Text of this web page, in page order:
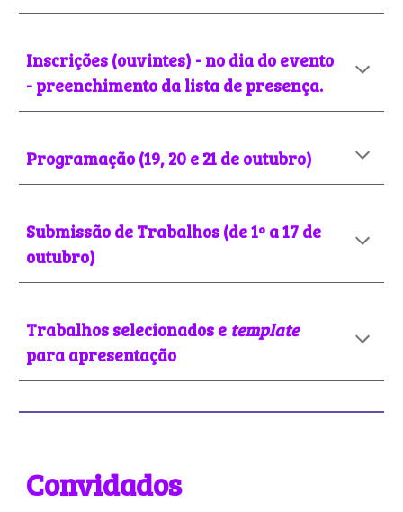
Inscrições (ouvintes) - no dia do evento
- preenchimento da lista de presença.
Programação (19, 20 e 21 de outubro)
Submissão de Trabalhos (de 1º a 17 de
outubro)
Trabalhos selecionados e template
para apresentação
Convidados